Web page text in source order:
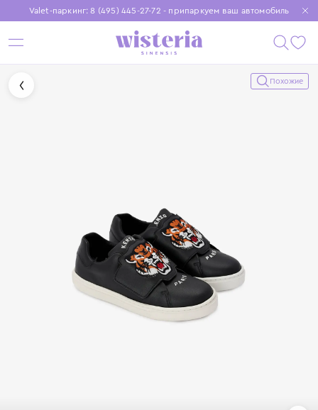
Valet-паркинг: 8 (495) 445-27-72 - припаркуем ваш автомобиль
Бесплатная доставка при заказе от 15 000 ₽
Установите приложение, чтобы покупки были еще удобнее
Похожие